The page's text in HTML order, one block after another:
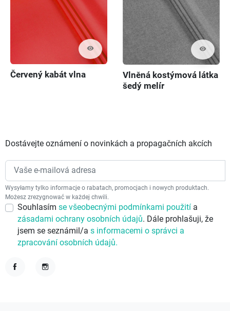
visibility
Červený kabát vlna
visibility
Vlněná kostýmová látka
šedý melír
Dostávejte oznámení o novinkách a propagačních akcích
Wysyłamy tylko informacje o rabatach, promocjach i nowych produktach.
Możesz zrezygnować w każdej chwili.
Souhlasím se všeobecnými podmínkami použití a
zásadami ochrany osobních údajů. Dále prohlašuji, že
jsem se seznámil/a s informacemi o správci a
zpracování osobních údajů.